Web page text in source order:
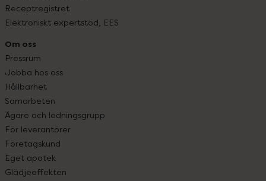
Receptregistret
Elektroniskt expertstöd, EES
Om oss
Pressrum
Jobba hos oss
Hållbarhet
Samarbeten
Ägare och ledningsgrupp
För leverantörer
Företagskund
Eget apotek
Glädjeeffekten